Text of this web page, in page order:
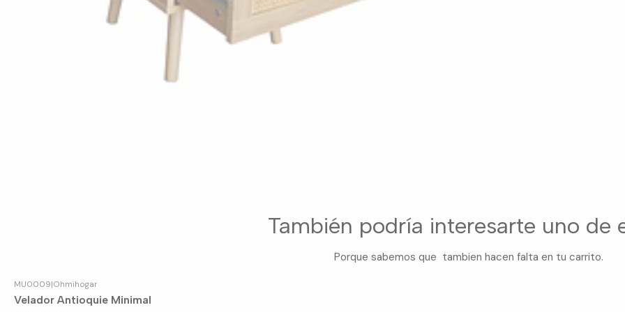
También podría interesarte uno de
Porque sabemos que tambien hacen falta en tu carrito.
Agotado
MU0009|Ohmihogar
Velador Antioquie Minimal